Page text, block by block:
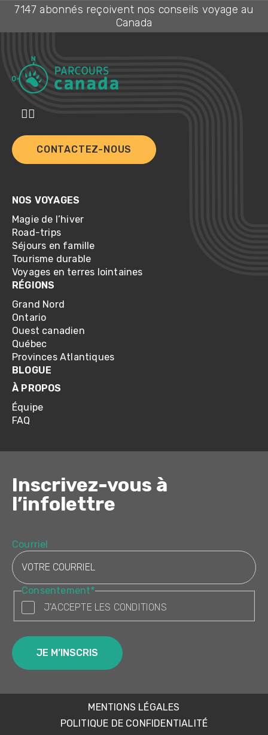
7147 abonnés reçoivent nos conseils voyage au
Canada
CONTACTEZ-NOUS
NOS VOYAGES
Magie de l’hiver
Road-trips
Séjours en famille
Tourisme durable
Voyages en terres lointaines
RÉGIONS
Grand Nord
Ontario
Ouest canadien
Québec
Provinces Atlantiques
BLOGUE
À PROPOS
Équipe
FAQ
Inscrivez-vous à
l’infolettre
Courriel
Consentement*
J’ACCEPTE LES CONDITIONS
MENTIONS LÉGALES
POLITIQUE DE CONFIDENTIALITÉ